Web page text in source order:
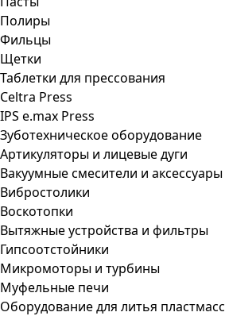
Полиры
Фильцы
Щетки
Таблетки для прессования
Celtra Press
IPS e.max Press
Зуботехническое оборудование
Артикуляторы и лицевые дуги
Вакуумные смесители и аксессуары
Вибростолики
Воскотопки
Вытяжные устройства и фильтры
Гипсоотстойники
Микромоторы и турбины
Муфельные печи
Оборудование для литья пластмасс